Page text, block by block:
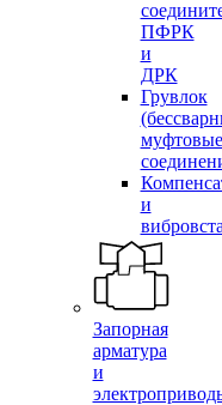
ПФРК
и
ДРК
Грувлок
муфтовые
и
Запорная
арматура
и